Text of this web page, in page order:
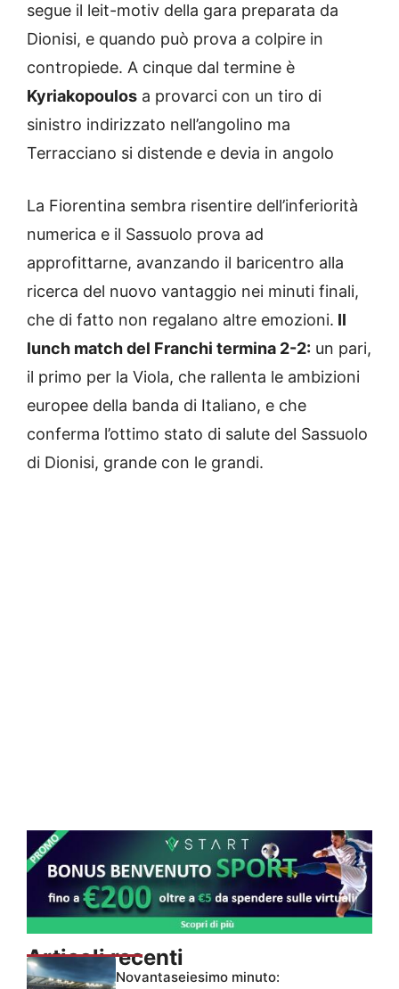
segue il leit-motiv della gara preparata da
Dionisi, e quando può prova a colpire in
contropiede. A cinque dal termine è
Kyriakopoulos a provarci con un tiro di
sinistro indirizzato nell’angolino ma
Terracciano si distende e devia in angolo
La Fiorentina sembra risentire dell’inferiorità
numerica e il Sassuolo prova ad
approfittarne, avanzando il baricentro alla
ricerca del nuovo vantaggio nei minuti finali,
che di fatto non regalano altre emozioni. Il
lunch match del Franchi termina 2-2: un pari,
il primo per la Viola, che rallenta le ambizioni
europee della banda di Italiano, e che
conferma l’ottimo stato di salute del Sassuolo
di Dionisi, grande con le grandi.
Articoli recenti
Novantaseiesimo minuto: